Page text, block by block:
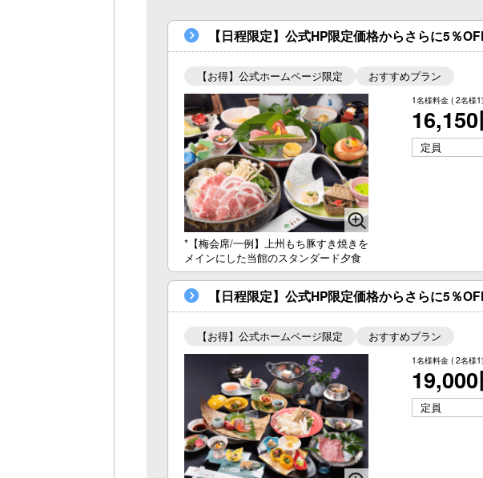
【日程限定】公式HP限定価格からさらに5％
【お得】公式ホームページ限定 おすすめプラン
*【梅会席/一例】上州もち豚すき焼きを
メインにした当館のスタンダード夕食
1名様料金 ( 2名様
定員
【日程限定】公式HP限定価格からさらに5％
【お得】公式ホームページ限定 おすすめプラン
1名様料金 ( 2名様
定員